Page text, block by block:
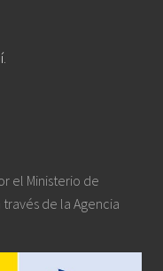
.
el Ministerio de
de la Agencia